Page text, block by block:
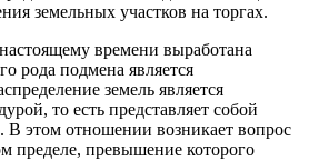
земельных участков на торгах.
времени выработана
рода подмена является
земель является
то есть представляет собой
В этом отношении возникает вопрос
пределе, превышение которого